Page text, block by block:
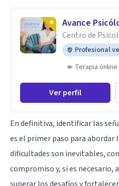
Avance
Centro de
Profesional
Terapia online
Ver perfil
En definitiva, identificar las
es el primer paso para abordar
dificultades son inevitables,
compromiso y, si es necesario,